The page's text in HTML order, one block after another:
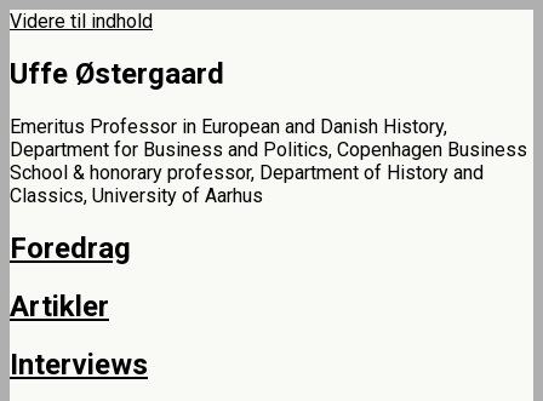
Videre til indhold
Uffe Østergaard
Uffe Østergaard
Emeritus Professor in European and Danish History,
Department for Business and Politics, Copenhagen Business
School & honorary professor, Department of History and
Classics, University of Aarhus
Foredrag
Artikler
Interviews